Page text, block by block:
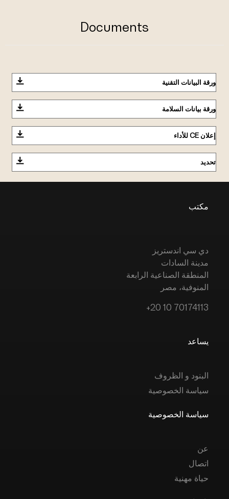
Documents
ورقة البيانات التقنية
ورقة بيانات السلامة
إعلان CE للأداء
تحديد
مكتب
دي سي اندستريز
مدينة السادات
المنطقة الصناعية الرابعة
المنوفية، مصر
+20 10 70174113
يساعد
البنود و الظروف
سياسة الخصوصية
سياسة الخصوصية
عن
اتصال
حياة مهنية